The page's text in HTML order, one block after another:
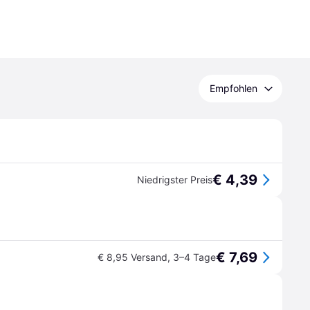
Empfohlen
Niedrigster Preis€ 4,39
€ 8,95 Versand, 3–4 Tage€ 7,69